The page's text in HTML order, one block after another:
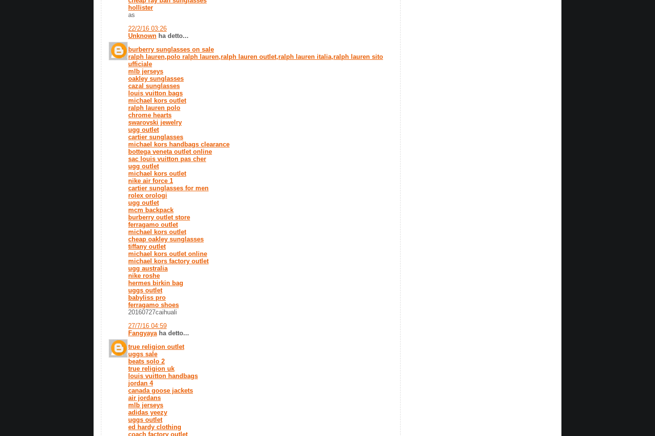
hollister
as
22/2/16 03:26
Unknown ha detto...
burberry sunglasses on sale
ralph lauren,polo ralph lauren,ralph lauren outlet,ralph lauren italia,ralph lauren sito
ufficiale
mlb jerseys
oakley sunglasses
cazal sunglasses
louis vuitton bags
michael kors outlet
ralph lauren polo
chrome hearts
swarovski jewelry
ugg outlet
cartier sunglasses
michael kors handbags clearance
bottega veneta outlet online
sac louis vuitton pas cher
ugg outlet
michael kors outlet
nike air force 1
cartier sunglasses for men
rolex orologi
ugg outlet
mcm backpack
burberry outlet store
ferragamo outlet
michael kors outlet
cheap oakley sunglasses
tiffany outlet
michael kors outlet online
michael kors factory outlet
ugg australia
nike roshe
hermes birkin bag
uggs outlet
babyliss pro
ferragamo shoes
20160727caihuali
27/7/16 04:59
Fangyaya ha detto...
true religion outlet
uggs sale
beats solo 2
true religion uk
louis vuitton handbags
jordan 4
canada goose jackets
air jordans
mlb jerseys
adidas yeezy
uggs outlet
ed hardy clothing
coach factory outlet